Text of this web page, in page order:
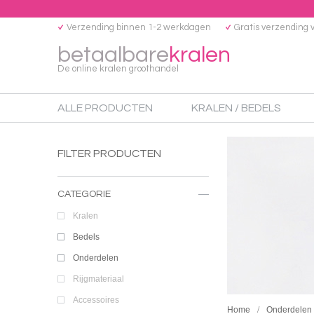
betaalbarekralen
De online kralen groothandel
Verzending binnen 1-2 werkdagen Gratis verzending
ALLE PRODUCTEN KRALEN / BEDELS
FILTER PRODUCTEN
CATEGORIE
Kralen
Bedels
Onderdelen
Rijgmateriaal
Accessoires
Home
Onderdelen